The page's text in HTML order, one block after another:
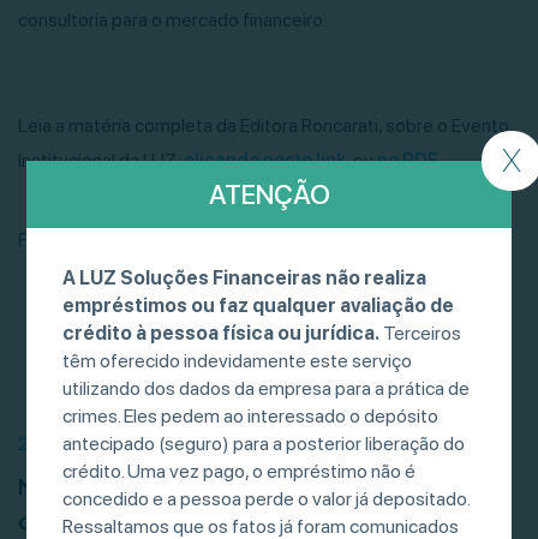
ATENÇÃO
X
A LUZ Soluções Financeiras não realiza
empréstimos ou faz qualquer avaliação de
crédito à pessoa física ou jurídica. Terceiros
têm oferecido indevidamente este serviço
utilizando dos dados da empresa para a prática de
crimes. Eles pedem ao interessado o depósito
antecipado (seguro) para a posterior liberação do
crédito. Uma vez pago, o empréstimo não é
concedido e a pessoa perde o valor já depositado.
Ressaltamos que os fatos já foram comunicados
consultoria para o mercado financeiro.
Leia a matéria completa da Editora Roncarati, sobre o Evento
Institucional da LUZ,clicando neste link, ouno PDF.
Fonte: Editora Roncarati
21/07/26
Negociação de debêntures, CRIs e CRAs
desacelera, mas bate recorde